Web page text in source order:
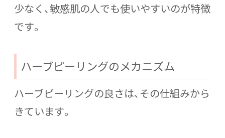
少なく、敏感肌の人でも使いやすいのが特徴
です。
ハーブピーリングのメカニズム
ハーブピーリングの良さは、その仕組みから
きています。